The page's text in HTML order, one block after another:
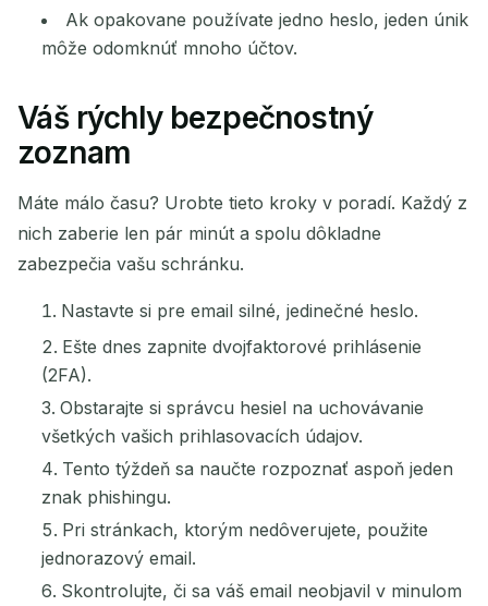
Ďalšie obnovenie za
ODOSIELATEĽ PREDMET
Čakám na prichádzajúce e-maily...
Obnoviť
Ak opakovane používate jedno heslo, jeden únik
môže odomknúť mnoho účtov.
Váš rýchly bezpečnostný
zoznam
Máte málo času? Urobte tieto kroky v poradí. Každý z
nich zaberie len pár minút a spolu dôkladne
zabezpečia vašu schránku.
Nastavte si pre email silné, jedinečné heslo.
Ešte dnes zapnite dvojfaktorové prihlásenie
(2FA).
Obstarajte si správcu hesiel na uchovávanie
všetkých vašich prihlasovacích údajov.
Tento týždeň sa naučte rozpoznať aspoň jeden
znak phishingu.
Pri stránkach, ktorým nedôverujete, použite
jednorazový email.
Skontrolujte, či sa váš email neobjavil v minulom